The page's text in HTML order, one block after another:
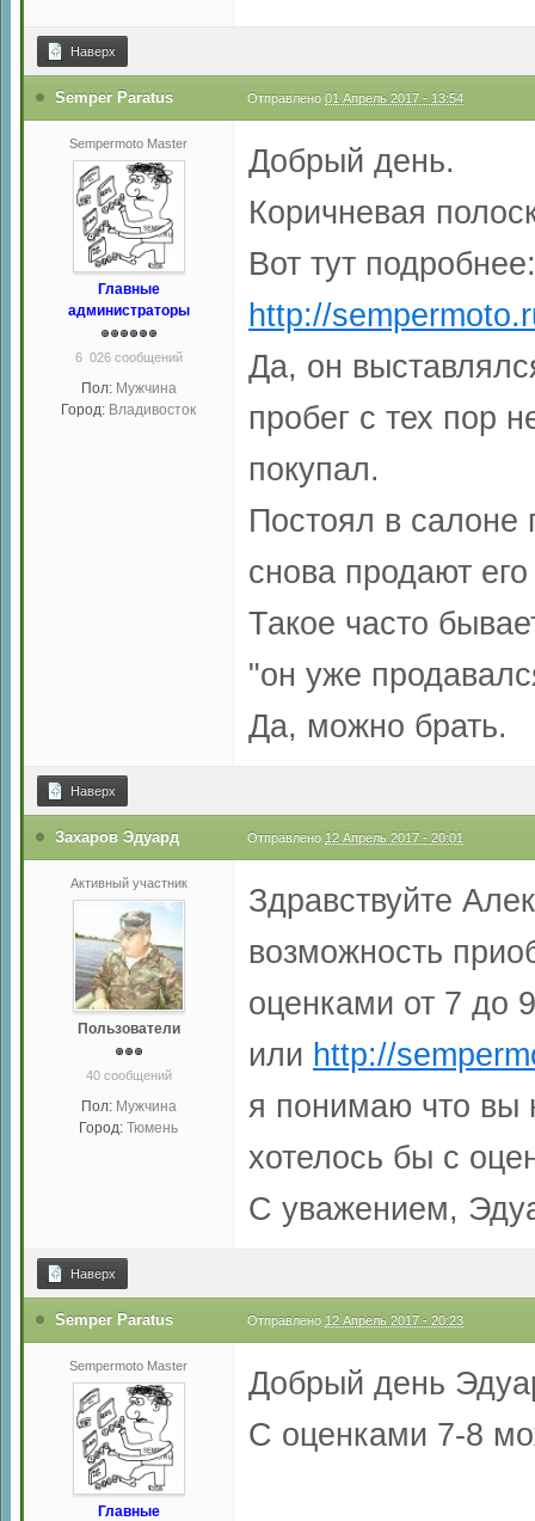
Наверх
Semper Paratus Отправлено 01 Апрель 2017 - 13:54
Sempermoto Master
Главные
администраторы
6 026 сообщений
Пол: Мужчина
Город: Владивосток
Добрый день.
Коричневая
Вот тут подробнее:
http://
Да, он
пробег с тех пор
покупал.
Постоял в салоне
снова продают
Такое часто
"он уже
Да, можно брать.
Наверх
Захаров Эдуард Отправлено 12 Апрель 2017 - 20:01
Активный участник
Пользователи
40 сообщений
Пол: Мужчина
Город: Тюмень
Здравствуйте
возможность
оценками от 7 до
или http://
я понимаю что вы
хотелось бы с
С уважением,
Наверх
Semper Paratus Отправлено 12 Апрель 2017 - 20:23
Sempermoto Master
Главные
Добрый день
С оценками 7-8